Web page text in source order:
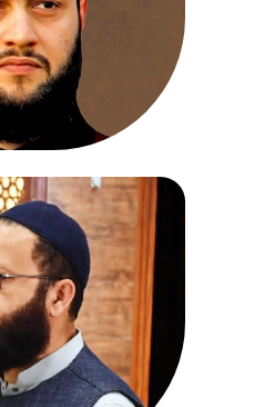
Hameed
ul Hadith
Profile
Naeem
Profile